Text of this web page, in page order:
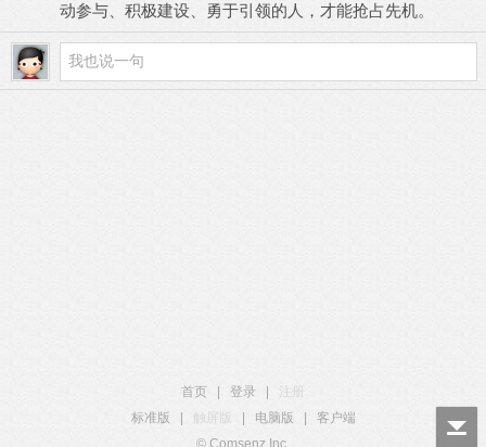
动参与、积极建设、勇于引领的人，才能抢占先机。
首页 登录
注册
标准版
触屏版 电脑版
客户端
© Comsenz Inc.